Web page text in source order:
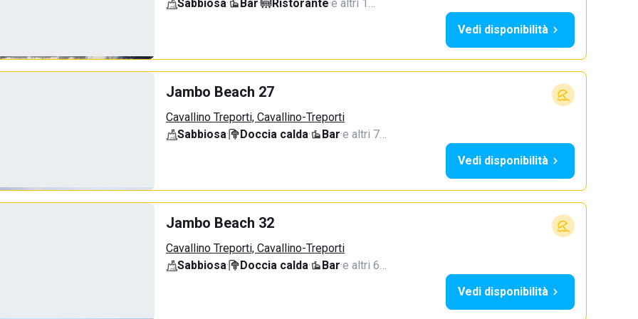
Sabbiosa· Bar· Ristorante·e altri 1…
Vedi disponibilità
Jambo Beach 27
Cavallino Treporti, Cavallino-Treporti
Sabbiosa· Doccia calda· Bar·e altri 7…
Vedi disponibilità
Jambo Beach 32
Cavallino Treporti, Cavallino-Treporti
Sabbiosa· Doccia calda· Bar·e altri 6…
Vedi disponibilità